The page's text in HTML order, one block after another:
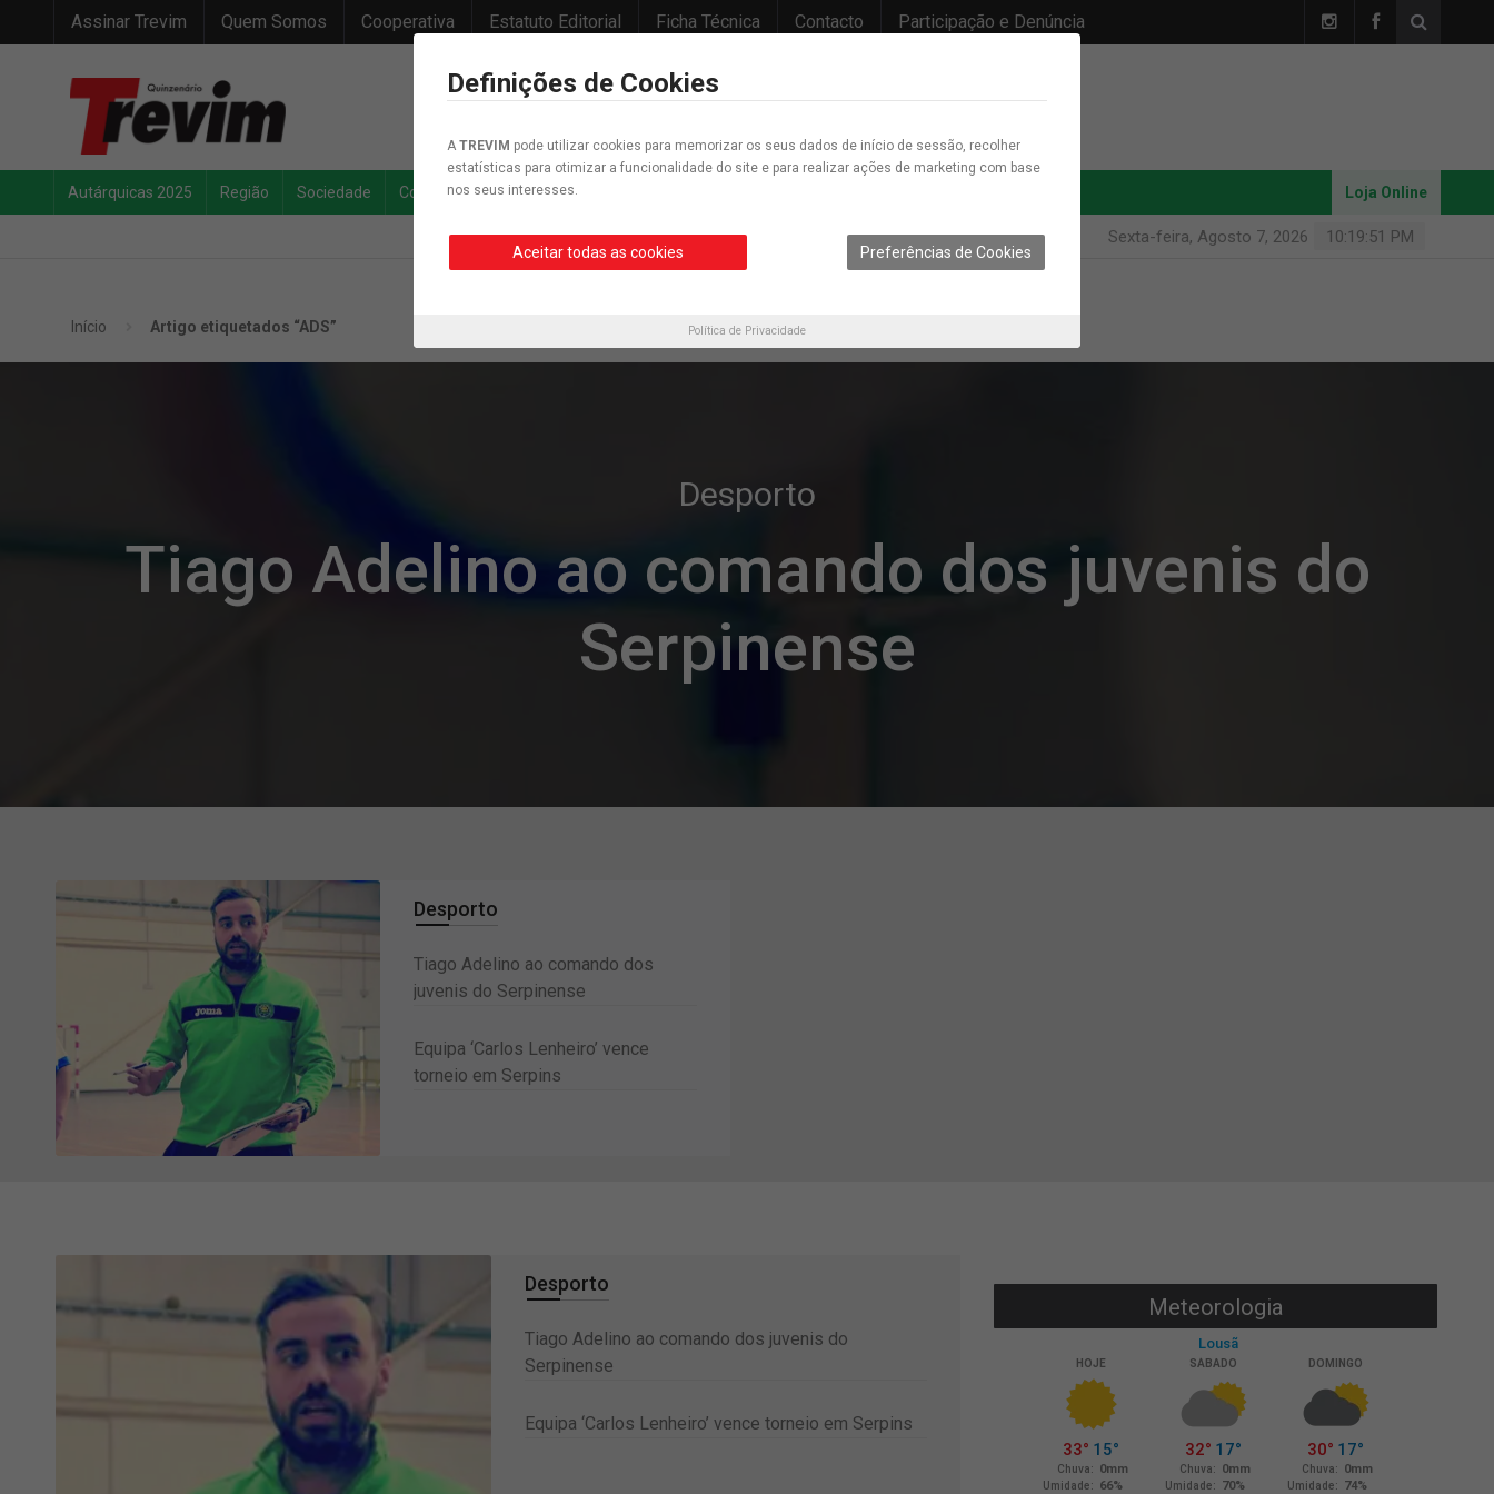
Assinar Trevim Quem Somos Cooperativa Estatuto Editorial Ficha Técnica Contacto Participação e Denúncia
Autárquicas 2025 Região Sociedade Concelho Desporto Loja Online
10:19:52 PM
Sexta-feira, Agosto 7, 2026
Início Artigo etiquetados “ADS”
Desporto
Tiago Adelino ao comando dos juvenis do
Serpinense
Desporto
Tiago Adelino ao comando dos
juvenis do Serpinense
Equipa ‘Carlos Lenheiro’ vence
torneio em Serpins
Desporto
Tiago Adelino ao comando dos juvenis do
Serpinense
Equipa ‘Carlos Lenheiro’ vence torneio em Serpins
Meteorologia
Definições de Cookies
A TREVIM pode utilizar cookies para memorizar os seus dados de início de sessão, recolher
estatísticas para otimizar a funcionalidade do site e para realizar ações de marketing com base
nos seus interesses.
Aceitar todas as cookies Preferências de Cookies
Política de Privacidade